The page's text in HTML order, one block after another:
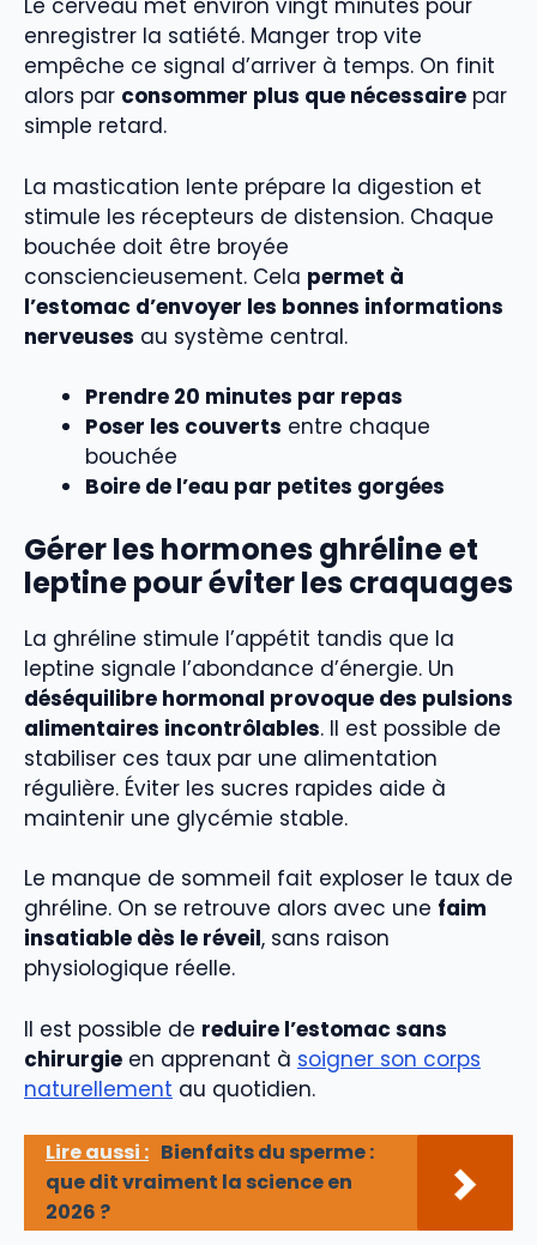
Le cerveau met environ vingt minutes pour
enregistrer la satiété. Manger trop vite
empêche ce signal d’arriver à temps. On finit
alors par consommer plus que nécessaire par
simple retard.
La mastication lente prépare la digestion et
stimule les récepteurs de distension. Chaque
bouchée doit être broyée
consciencieusement. Cela permet à
l’estomac d’envoyer les bonnes informations
nerveuses au système central.
Prendre 20 minutes par repas
Poser les couverts entre chaque
bouchée
Boire de l’eau par petites gorgées
Gérer les hormones ghréline et
leptine pour éviter les craquages
La ghréline stimule l’appétit tandis que la
leptine signale l’abondance d’énergie. Un
déséquilibre hormonal provoque des pulsions
alimentaires incontrôlables. Il est possible de
stabiliser ces taux par une alimentation
régulière. Éviter les sucres rapides aide à
maintenir une glycémie stable.
Le manque de sommeil fait exploser le taux de
ghréline. On se retrouve alors avec une faim
insatiable dès le réveil, sans raison
physiologique réelle.
Il est possible de reduire l’estomac sans
chirurgie en apprenant à soigner son corps
naturellement au quotidien.
Lire aussi : Bienfaits du sperme :
que dit vraiment la science en
2026 ?